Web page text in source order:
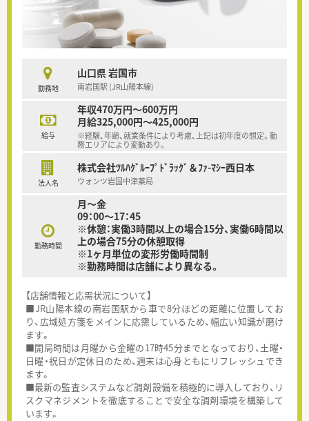
勤務地
山口県 岩国市
南岩国駅 (JR山陽本線)
給与
年収470万円～600万円
月給325,000円～425,000円
※経験、年齢、就業条件により考慮、上記は初年度の想定。勤
務エリアにより変動あり。
法人名
株式会社ﾂﾙﾊｸﾞﾙｰﾌﾟﾄﾞﾗｯｸﾞ＆ﾌｧ-ﾏｼｰ西日本
ウォンツ岩国中津薬局
勤務時間
月～金
09：00～17：45
※休憩：実働3時間以上の場合15分、実働6時間以
上の場合75分の休憩取得
※1ヶ月単位の変形労働時間制
※勤務時間は店舗により異なる。
【店舗情報と応需状況について】
■JR山陽本線の南岩国駅から車で8分ほどの距離に位置してお
り、広域処方箋をメインに応需しているため、幅広い知識が磨け
ます。
■開局時間は月曜から金曜の17時45分までとなっており、土曜・
日曜・祝日が定休日のため、週末は心身ともにリフレッシュでき
ます。
■最新の監査システムなど調剤設備を積極的に導入しており、リ
スクマネジメントを徹底することで安全な調剤環境を構築して
います。